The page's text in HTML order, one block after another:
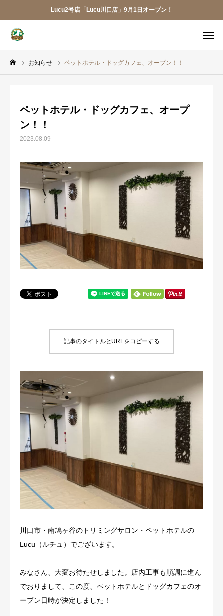
Lucu2号店「Lucu川口店」9月1日オープン！
お知らせ ペットホテル・ドッグカフェ、オープン！！
ペットホテル・ドッグカフェ、オープ
ン！！
2023.08.09
記事のタイトルとURLをコピーする
川口市・南鳩ヶ谷のトリミングサロン・ペットホテルの
Lucu（ルチュ）でございます。
みなさん、大変お待たせしました。店内工事も順調に進ん
でおりまして、この度、ペットホテルとドッグカフェのオ
ープン日時が決定しました！
ご予約 アクセス
LINE アプリ
Lucu川口店
トリミング
ペットホテル
犬の幼稚園
犬の送迎
ドッグカフェ
室内ドッグラン